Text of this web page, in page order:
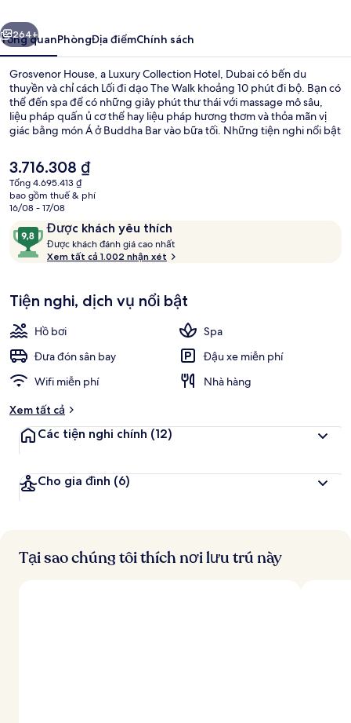
Collection
Hotel,
Dubai
Tiếp
264+
Tổng quanPhòngĐịa điểmChính sách
Grosvenor House, a Luxury Collection Hotel, Dubai có bến du
thuyền và chỉ cách Lối đi dạo The Walk khoảng 10 phút đi bộ. Bạn có
thể đến spa để có những giây phút thư thái với massage mô sâu,
liệu pháp quấn ủ cơ thể hay liệu pháp hương thơm và thỏa mãn vị
giác bằng món Á ở Buddha Bar vào bữa tối. Những tiện nghi nổi bật
bar cạnh hồ bơi và câu lạc bộ sức khỏe phục vụ 24 giờ. Du khách
đánh giá cao nhân viên nhiệt tình. Dịch vụ giao thông công cộng chỉ
cách một quãng đi bộ ngắn: cách Ga metro Dubai Marina 9 phút và
Trạm xe điện Mina Seyahi 12 phút.
Giá
hiện
tại
là
3.716.308 ₫
3.716.308 ₫
Tổng 4.695.413 ₫
bao gồm thuế & phí
16/08 - 17/08
Nhận
xét
Được khách yêu thích
9,8
trên
10,
khách
yêu
thích
Được khách đánh giá cao nhất
k
h
n
o
Xem tất cả 1.002 nhận xét
Tiện nghi, dịch vụ nổi bật
Hồ bơi
Spa
Đưa đón sân bay
Đậu xe miễn phí
Wifi miễn phí
Nhà hàng
Xem tất cả
Các tiện nghi chính (12)
Cho gia đình (6)
Tại sao chúng tôi thích nơi lưu trú này